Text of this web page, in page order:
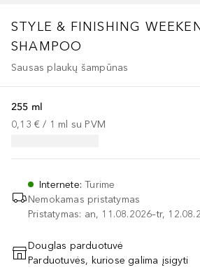
STYLE & FINISHING
SHAMPOO
Sausas plaukų šampūnas
255 ml
0,13 € / 1 ml su PVM
Internete:Turime
Nemokamas pristatymas
Pristatymas: an, 11.08.2026–tr,
PRIDĖTI Į KREPŠELĮ
Douglas parduotuvė
Parduotuvės, kuriose galima įsigyti